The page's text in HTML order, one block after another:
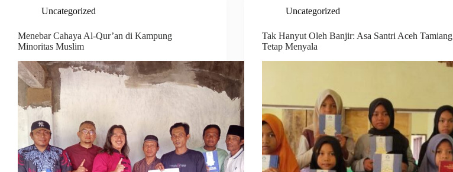
Uncategorized
Menebar Cahaya Al-Qur’an di Kampung
Minoritas Muslim
Uncategorized
Tak Hanyut Oleh Banjir: Asa Santri Aceh Tamiang
Tetap Menyala